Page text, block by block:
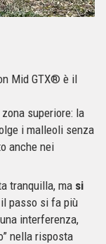
Mid GTX® è il
superiore: la
i malleoli senza
anche nei
tranquilla, ma si
passo si fa più
interferenza,
nella risposta